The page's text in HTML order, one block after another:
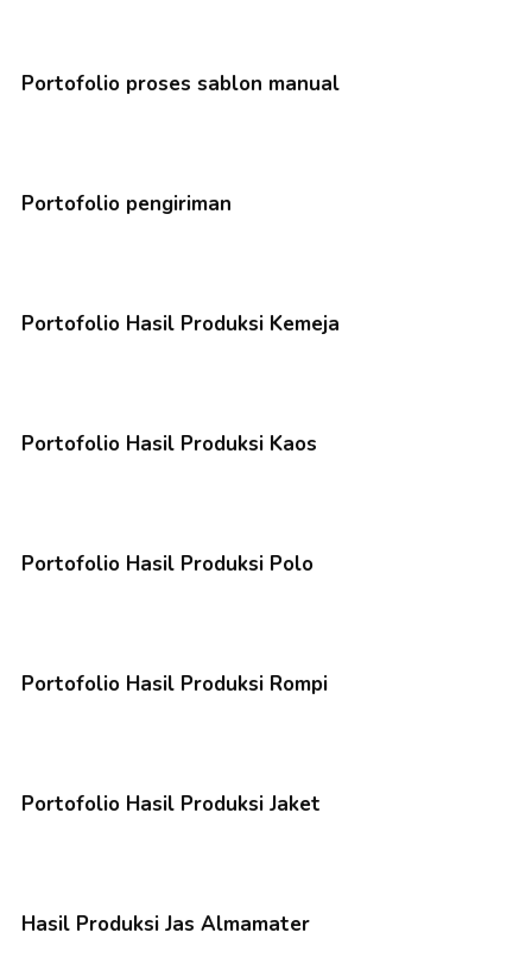
Portofolio proses sablon manual
Portofolio pengiriman
Portofolio Hasil Produksi Kemeja
Portofolio Hasil Produksi Kaos
Portofolio Hasil Produksi Polo
Portofolio Hasil Produksi Rompi
Portofolio Hasil Produksi Jaket
Hasil Produksi Jas Almamater